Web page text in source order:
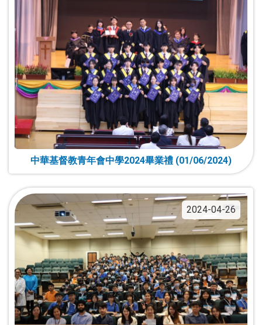
中華基督教青年會中學2024畢業禮 (01/06/2024)
2024-04-26